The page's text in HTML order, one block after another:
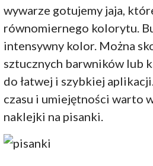
wywarze gotujemy jaja,
równomiernego kolorytu.
intensywny kolor. Można
sztucznych barwników lub
do łatwej i szybkiej
czasu i umiejętności warto
naklejki na pisanki.